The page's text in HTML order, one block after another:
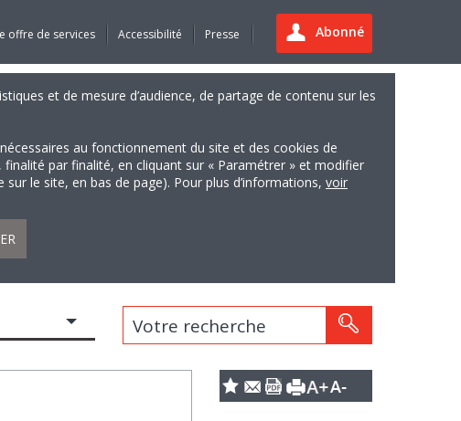
Abonné
offre de services Accessibilité Presse
et de mesure d’audience, de partage de contenu sur les
au fonctionnement du site et des cookies de
par finalité, en cliquant sur « Paramétrer » et modifier
le site, en bas de page). Pour plus d’informations, voir
Votre recherche